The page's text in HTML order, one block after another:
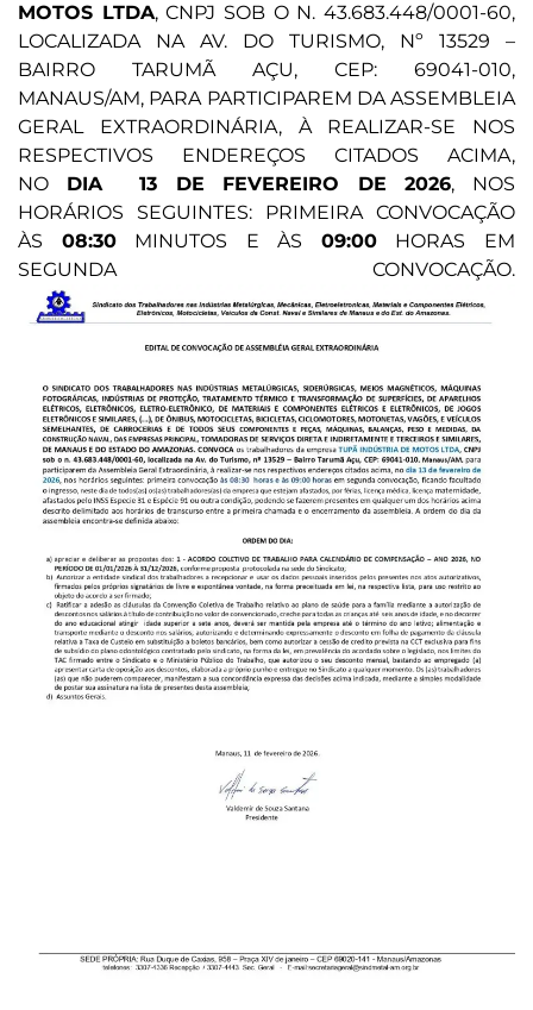
MOTOS LTDA, CNPJ SOB O N. 43.683.448/0001-60,
LOCALIZADA NA AV. DO TURISMO, Nº 13529 –
BAIRRO TARUMÃ AÇU, CEP: 69041-010,
MANAUS/AM, PARA PARTICIPAREM DA ASSEMBLEIA
GERAL EXTRAORDINÁRIA, À REALIZAR-SE NOS
RESPECTIVOS ENDEREÇOS CITADOS ACIMA,
NO DIA 13 DE FEVEREIRO DE 2026, NOS
HORÁRIOS SEGUINTES: PRIMEIRA CONVOCAÇÃO
ÀS 08:30MINUTOS E ÀS 09:00HORAS EM
SEGUNDA CONVOCAÇÃO.